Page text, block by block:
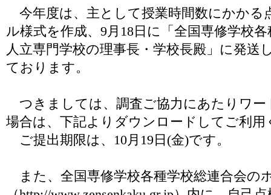
今年度は、主として授業時間数にかかる
ル様式を作成、9月18日に「全国専修学校
人立専門学校の理事長・学校長殿」に発送
ております。
つきましては、調査ご協力にあたりワー
場合は、下記よりダウンロードしてご利用
ご提出期限は、10月19日(金)です。
また、全国専修学校各種学校総連合会の